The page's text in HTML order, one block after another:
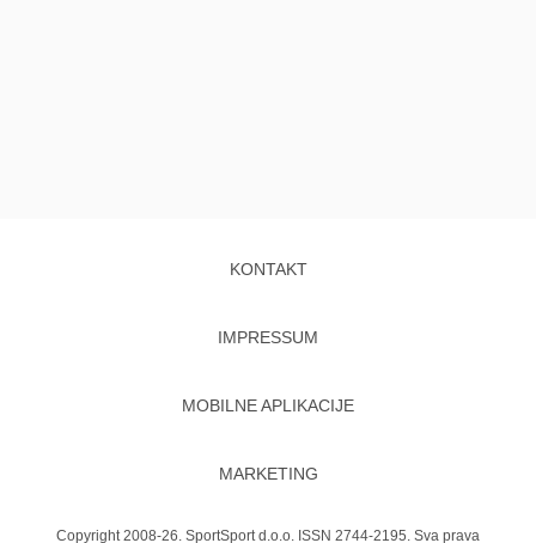
KONTAKT
IMPRESSUM
MOBILNE APLIKACIJE
MARKETING
Copyright 2008-26. SportSport d.o.o. ISSN 2744-2195. Sva prava